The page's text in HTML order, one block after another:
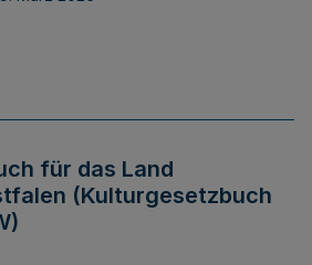
für das Land
(Kulturgesetzbuch